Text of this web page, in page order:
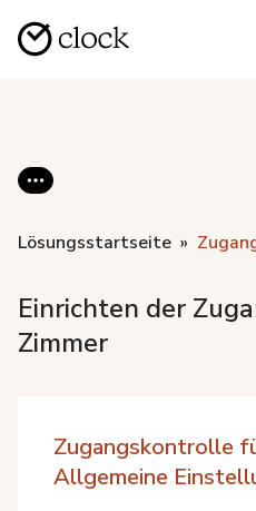
Lösungsstartseite
Einrichten der
Zimmer
Zugangskontrolle
Allgemeine